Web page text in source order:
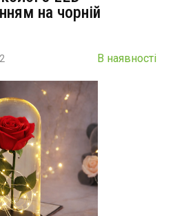
на чорній
В наявності